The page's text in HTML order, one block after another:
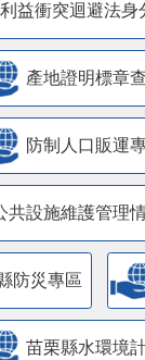
益衝突迴避法身
產地證明標章
防制人口販運
共設施維護管理
防災專區
苗栗縣水環境